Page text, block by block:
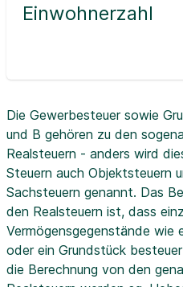
Einwohnerzahl
Die Gewerbesteuer sowie
und B gehören zu den
Realsteuern - anders wird
Steuern auch Objektsteuern
Sachsteuern genannt. Das
den Realsteuern ist, dass
Vermögensgegenstände wie
oder ein Grundstück
die Berechnung von den